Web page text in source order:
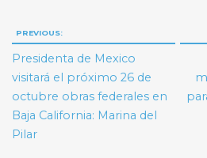
Navegación
de
entradas
PREVIOUS:
Presidenta de Mexico
visitará el próximo 26 de
octubre obras federales en
Baja California: Marina del
Pilar